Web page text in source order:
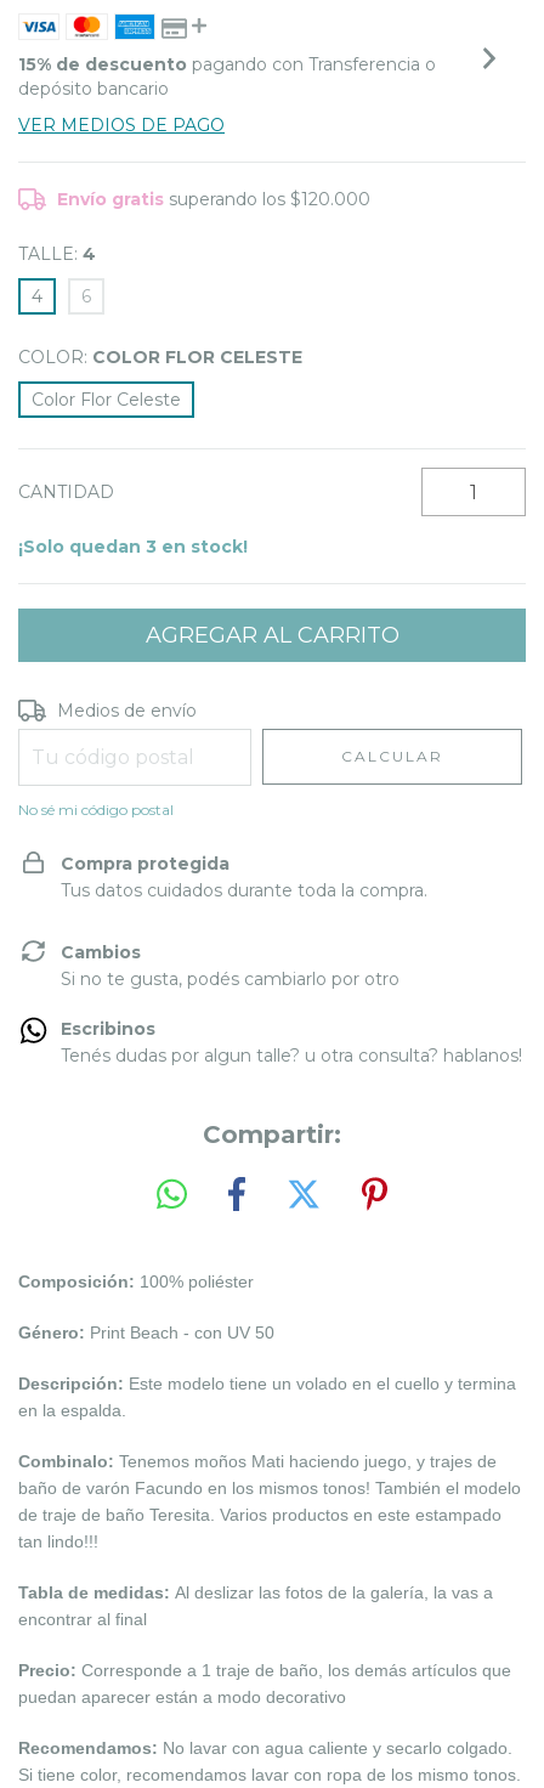
15% de descuento pagando con Transferencia o
depósito bancario
VER MEDIOS DE PAGO
Envío gratis superando los $120.000
TALLE: 4
4
6
COLOR: COLOR FLOR CELESTE
Color Flor Celeste
CANTIDAD
¡Solo quedan 3 en stock!
Entregas para el CP:
Medios de envío
CALCULAR
No sé mi código postal
Compra protegida
Tus datos cuidados durante toda la compra.
Cambios
Si no te gusta, podés cambiarlo por otro
Escribinos
Tenés dudas por algun talle? u otra consulta? hablanos!
Compartir:
Composición: 100% poliéster
Género: Print Beach - con UV 50
Descripción: Este modelo tiene un volado en el cuello y termina
en la espalda.
Combinalo: Tenemos moños Mati haciendo juego, y trajes de
baño de varón Facundo en los mismos tonos! También el modelo
de traje de baño Teresita. Varios productos en este estampado
tan lindo!!!
Tabla de medidas: Al deslizar las fotos de la galería, la vas a
encontrar al final
Precio: Corresponde a 1 traje de baño, los demás artículos que
puedan aparecer están a modo decorativo
Recomendamos: No lavar con agua caliente y secarlo colgado.
Si tiene color, recomendamos lavar con ropa de los mismo tonos.